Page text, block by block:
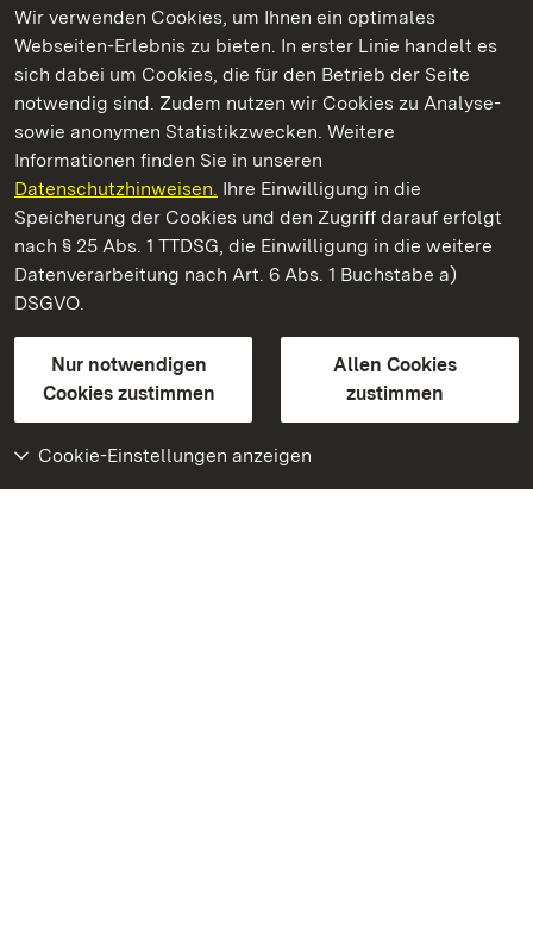
Wir verwenden Cookies, um Ihnen ein optimales
Webseiten-Erlebnis zu bieten. In erster Linie handelt es
sich dabei um Cookies, die für den Betrieb der Seite
notwendig sind. Zudem nutzen wir Cookies zu Analyse-
sowie anonymen Statistikzwecken. Weitere
Informationen finden Sie in unseren
Datenschutzhinweisen. Ihre Einwilligung in die
Speicherung der Cookies und den Zugriff darauf erfolgt
nach § 25 Abs. 1 TTDSG, die Einwilligung in die weitere
Datenverarbeitung nach Art. 6 Abs. 1 Buchstabe a)
DSGVO.
Nur notwendigen
Cookies zustimmen
Allen Cookies
zustimmen
Cookie-Einstellungen anzeigen
Kommen. Staunen. Genießen.
Staatliche Schlösser und Gärten Baden‑Württemberg
Staatliche Schlösser und Gärten Baden-Württemberg
Kontakt
GebärdenspracheLeichte Sprache
Erklärung zur Barrierefreiheit
BITV-konform (geprüfte Seiten)
Weiteres